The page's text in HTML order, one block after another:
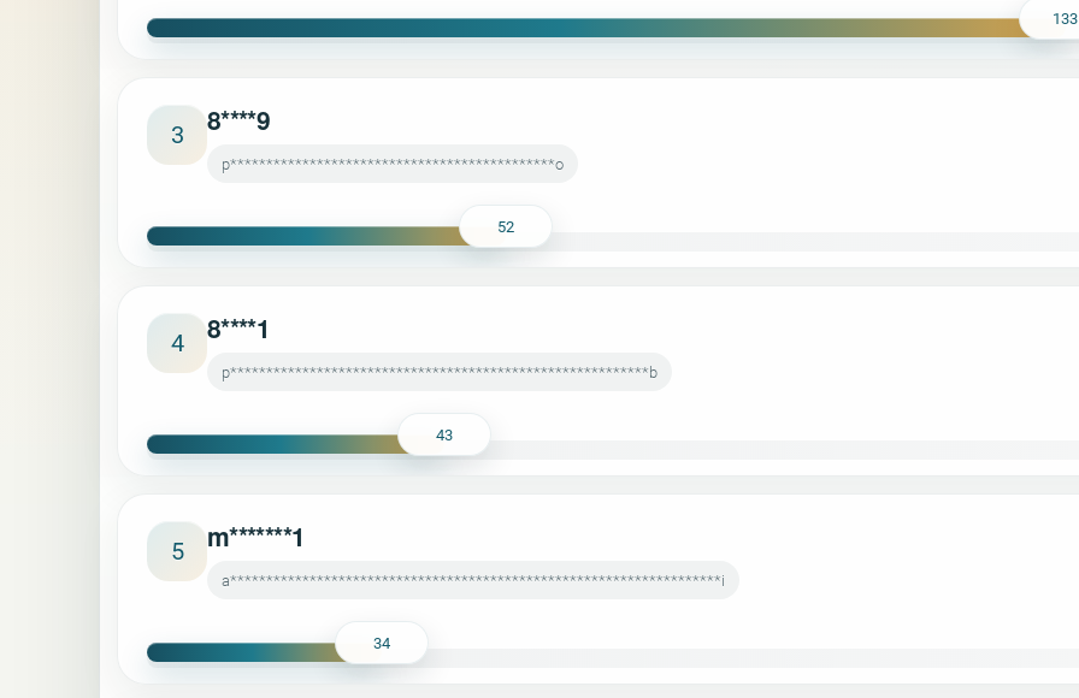
133
3 8****9
p*********************************************o
52
4 8****1
p**********************************************************b
43
5 m*******1
a********************************************************************i
34